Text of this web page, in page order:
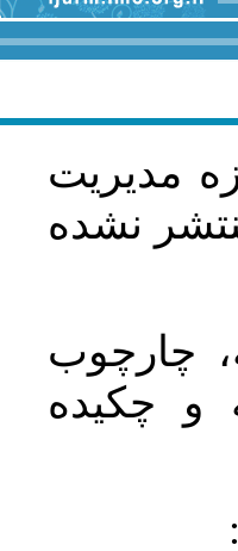
مديريت
نشده
چارچوب
و چکیده